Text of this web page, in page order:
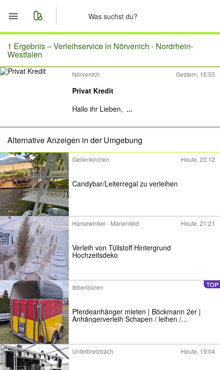
Start
Merkliste
Nachrichten
1 Ergebnis –Verleihservice in Nörvenich - Nordrhein-
Westfalen
Nörvenich Gestern, 15:55
Privat Kredit
Hallo ihr Lieben, ...
Alternative Anzeigen in der Umgebung
Geilenkirchen Heute, 22:12
Candybar/Leiterregal zu verleihen
Harsewinkel - Marienfeld Heute, 21:21
Verleih von Tüllstoff Hintergrund
Hochzeitsdeko
Ibbenbüren
Pferdeanhänger mieten | Böckmann 2er |
Anhängerverleih Schapen / leihen /
Vermietung / Verleih
Unterbreizbach Heute, 19:04